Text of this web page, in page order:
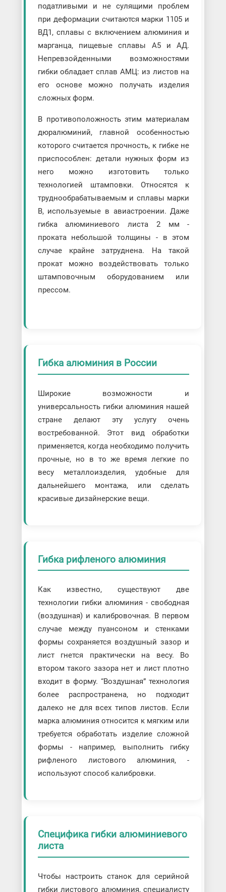
податливыми и не сулящими проблем
при деформации считаются марки 1105 и
ВД1, сплавы с включением алюминия и
марганца, пищевые сплавы А5 и АД.
Непревзойденными возможностями
гибки обладает сплав АМЦ: из листов на
его основе можно получать изделия
сложных форм.
В противоположность этим материалам
дюралюминий, главной особенностью
которого считается прочность, к гибке не
приспособлен: детали нужных форм из
него можно изготовить только
технологией штамповки. Относятся к
труднообрабатываемым и сплавы марки
В, используемые в авиастроении. Даже
гибка алюминиевого листа 2 мм -
проката небольшой толщины - в этом
случае крайне затруднена. На такой
прокат можно воздействовать только
штамповочным оборудованием или
прессом.
Гибка алюминия в России
Широкие возможности и
универсальность гибки алюминия нашей
стране делают эту услугу очень
востребованной. Этот вид обработки
применяется, когда необходимо получить
прочные, но в то же время легкие по
весу металлоизделия, удобные для
дальнейшего монтажа, или сделать
красивые дизайнерские вещи.
Гибка рифленого алюминия
Как известно, существуют две
технологии гибки алюминия - свободная
(воздушная) и калибровочная. В первом
случае между пуансоном и стенками
формы сохраняется воздушный зазор и
лист гнется практически на весу. Во
втором такого зазора нет и лист плотно
входит в форму. “Воздушная” технология
более распространена, но подходит
далеко не для всех типов листов. Если
марка алюминия относится к мягким или
требуется обработать изделие сложной
формы - например, выполнить гибку
рифленого листового алюминия, -
используют способ калибровки.
Специфика гибки алюминиевого
листа
Чтобы настроить станок для серийной
гибки листового алюминия, специалисту